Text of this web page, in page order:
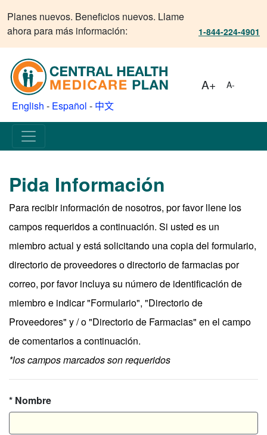
Planes nuevos. Beneficios nuevos. Llame
ahora para más información:
1-844-224-4901
English - Español - 中文
A+ A-
Pida Información
Para recibir información de nosotros, por favor llene los
campos requeridos a continuación. Si usted es un
miembro actual y está solicitando una copia del formulario,
directorio de proveedores o directorio de farmacias por
correo, por favor incluya su número de identificación de
miembro e indicar "Formulario", "Directorio de
Proveedores" y / o "Directorio de Farmacias" en el campo
de comentarios a continuación.
*los campos marcados son requeridos
* Nombre